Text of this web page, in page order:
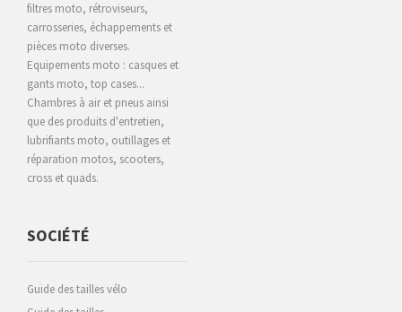
filtres moto, rétroviseurs,
carrosseries, échappements et
pièces moto diverses.
Equipements moto : casques et
gants moto, top cases...
Chambres à air et pneus ainsi
que des produits d'entretien,
lubrifiants moto, outillages et
réparation motos, scooters,
cross et quads.
SOCIÉTÉ
Guide des tailles vélo